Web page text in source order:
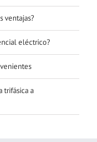
ventajas?
eléctrico?
trifásica a